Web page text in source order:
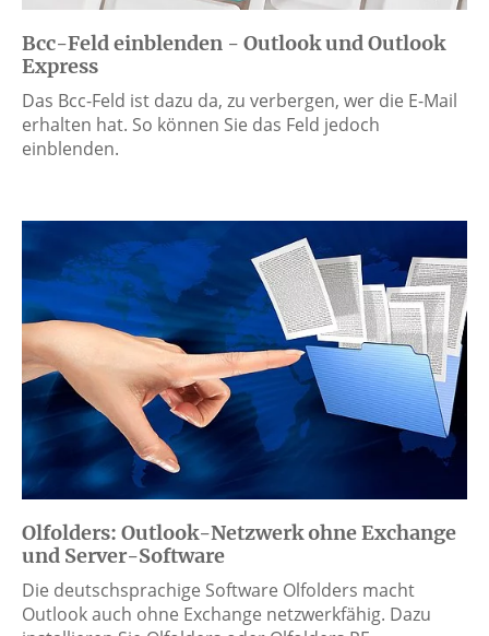
Bcc-Feld einblenden - Outlook und Outlook
Express
Das Bcc-Feld ist dazu da, zu verbergen, wer die E-Mail
erhalten hat. So können Sie das Feld jedoch
einblenden.
Olfolders: Outlook-Netzwerk ohne Exchange
und Server-Software
Die deutschsprachige Software Olfolders macht
Outlook auch ohne Exchange netzwerkfähig. Dazu